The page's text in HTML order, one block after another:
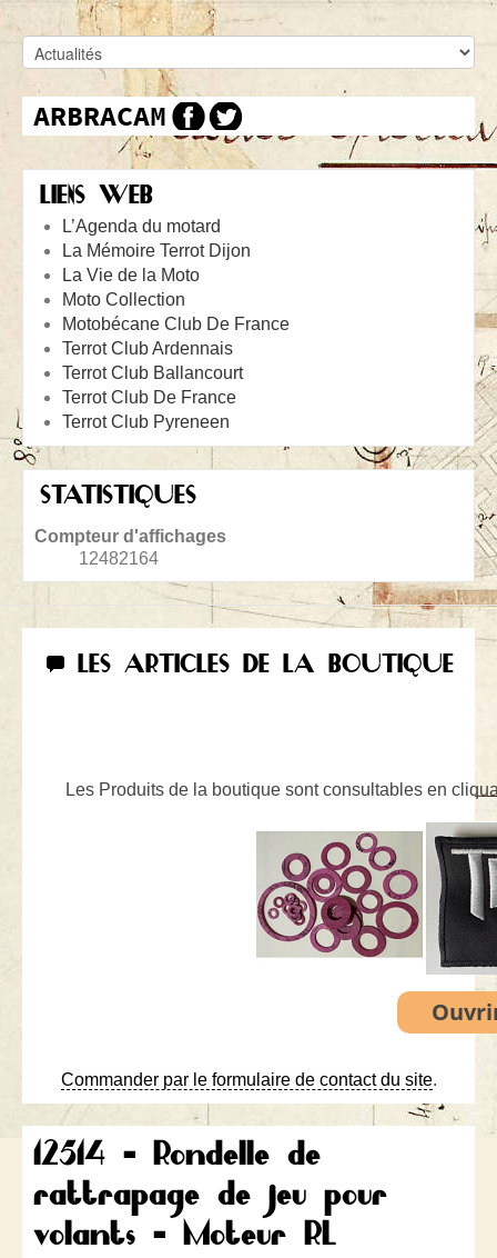
LIENS WEB
L’Agenda du motard
La Mémoire Terrot Dijon
La Vie de la Moto
Moto Collection
Motobécane Club De France
Terrot Club Ardennais
Terrot Club Ballancourt
Terrot Club De France
Terrot Club Pyreneen
STATISTIQUES
Compteur d'affichages
12482164
LES ARTICLES DE LA BOUTIQUE
Les Produits de la boutique sont consultables en
Commander par le formulaire de contact du site.
12514 - Rondelle de
rattrapage de jeu pour
volants - Moteur RL